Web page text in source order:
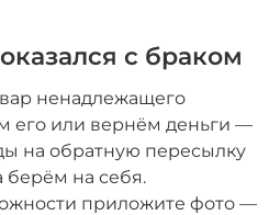
с браком
ненадлежащего
его или вернём деньги —
на обратную пересылку
берём на себя.
приложите фото —